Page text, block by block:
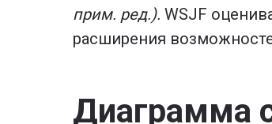
прим. ред.). WSJF
расширения
Диаграмма